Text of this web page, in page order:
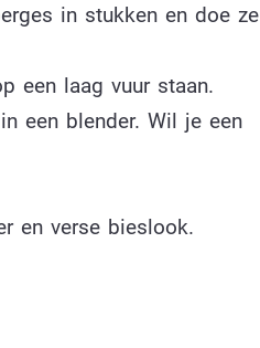
in stukken en doe ze
een laag vuur staan.
een blender. Wil je een
en verse bieslook.